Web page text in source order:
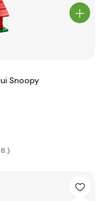
Snoopy